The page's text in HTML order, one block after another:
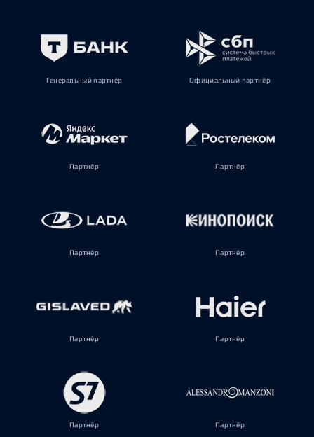
Генеральный партнёр Официальный партнёр
Партнёр Партнёр
Партнёр Партнёр
Партнёр Партнёр
Партнёр Партнёр